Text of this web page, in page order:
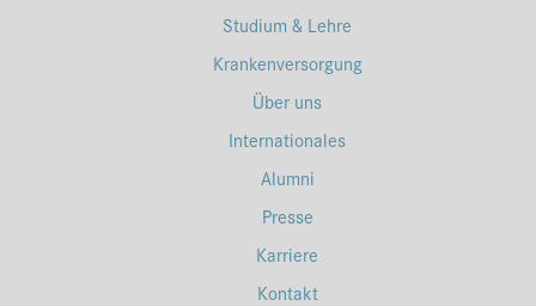
Studium & Lehre
Krankenversorgung
Über uns
Internationales
Alumni
Presse
Karriere
Kontakt